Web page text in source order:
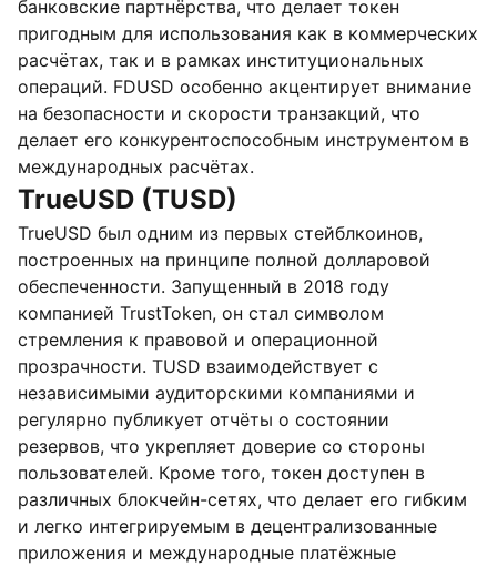
банковские партнёрства, что делает токен
пригодным для использования как в коммерческих
расчётах, так и в рамках институциональных
операций. FDUSD особенно акцентирует внимание
на безопасности и скорости транзакций, что
делает его конкурентоспособным инструментом в
международных расчётах.
TrueUSD (TUSD)
TrueUSD был одним из первых стейблкоинов,
построенных на принципе полной долларовой
обеспеченности. Запущенный в 2018 году
компанией TrustToken, он стал символом
стремления к правовой и операционной
прозрачности. TUSD взаимодействует с
независимыми аудиторскими компаниями и
регулярно публикует отчёты о состоянии
резервов, что укрепляет доверие со стороны
пользователей. Кроме того, токен доступен в
различных блокчейн-сетях, что делает его гибким
и легко интегрируемым в децентрализованные
приложения и международные платёжные